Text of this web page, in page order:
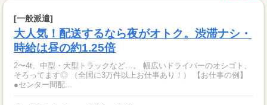
[一般派遣]
大人気！配送するなら夜がオトク。渋滞ナシ・
時給は昼の約1.25倍
2〜4t、中型・大型トラックなど…。 幅広いドライバーのオシゴト、
そろってます◎ （全国に3万件以上お仕事あり！） 【お仕事の例】
●センター間配...